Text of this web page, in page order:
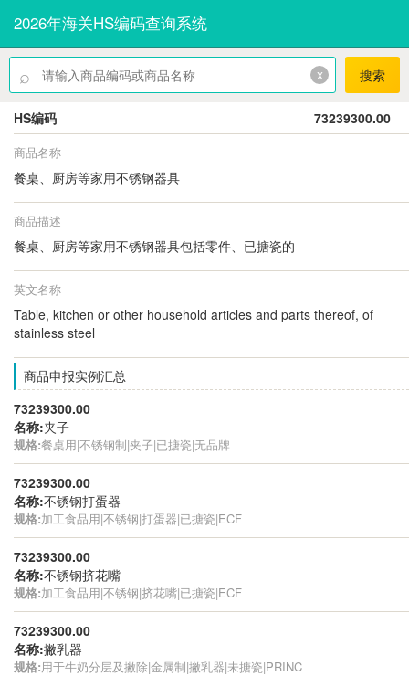
2026年海关HS编码查询系统
⌕ x 搜索
HS编码 73239300.00
商品名称
餐桌、厨房等家用不锈钢器具
商品描述
餐桌、厨房等家用不锈钢器具包括零件、已搪瓷的
英文名称
Table, kitchen or other household articles and parts thereof, of
stainless steel
商品申报实例汇总
73239300.00
名称:夹子
规格:餐桌用|不锈钢制|夹子|已搪瓷|无品牌
73239300.00
名称:不锈钢打蛋器
规格:加工食品用|不锈钢|打蛋器|已搪瓷|ECF
73239300.00
名称:不锈钢挤花嘴
规格:加工食品用|不锈钢|挤花嘴|已搪瓷|ECF
73239300.00
名称:撇乳器
规格:用于牛奶分层及撇除|金属制|撇乳器|未搪瓷|PRINC